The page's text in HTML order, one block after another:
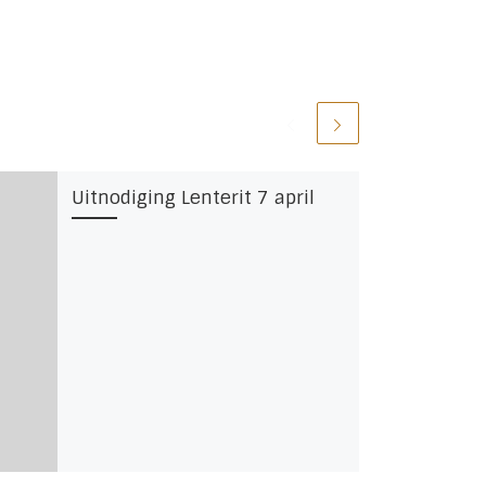
Uitnodiging Lenterit 7 april